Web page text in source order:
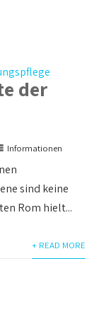
der
Informationen
sind keine
Rom hielt...
+ READ MORE